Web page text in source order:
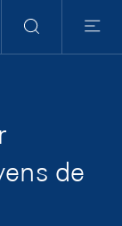
RechercheMenu
de